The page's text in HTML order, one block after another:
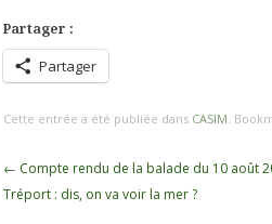
Partager :
Partager
Cette entrée a été publiée dans CASIM.
Navigation
des
← Compte rendu de la balade du 10 août
Tréport : dis, on va voir la mer ?